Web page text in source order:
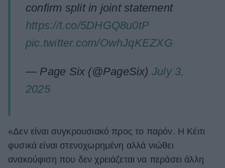
confirm split in joint statement
https://t.co/5DHGQ8u0tP
pic.twitter.com/OwhJqKEZXG
— Page Six (@PageSix) July 3,
2025
«Δεν είναι συγκρουσιακό προς το παρόν. Η Κέιτι
φυσικά είναι στενοχωρημένη αλλά νιώθει
ανακούφιση που δεν χρειάζεται να περάσει άλλη